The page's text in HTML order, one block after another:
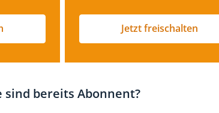
Jetzt freischalten
sind bereits Abonnent?